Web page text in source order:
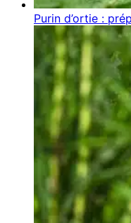
Purin d’ortie :